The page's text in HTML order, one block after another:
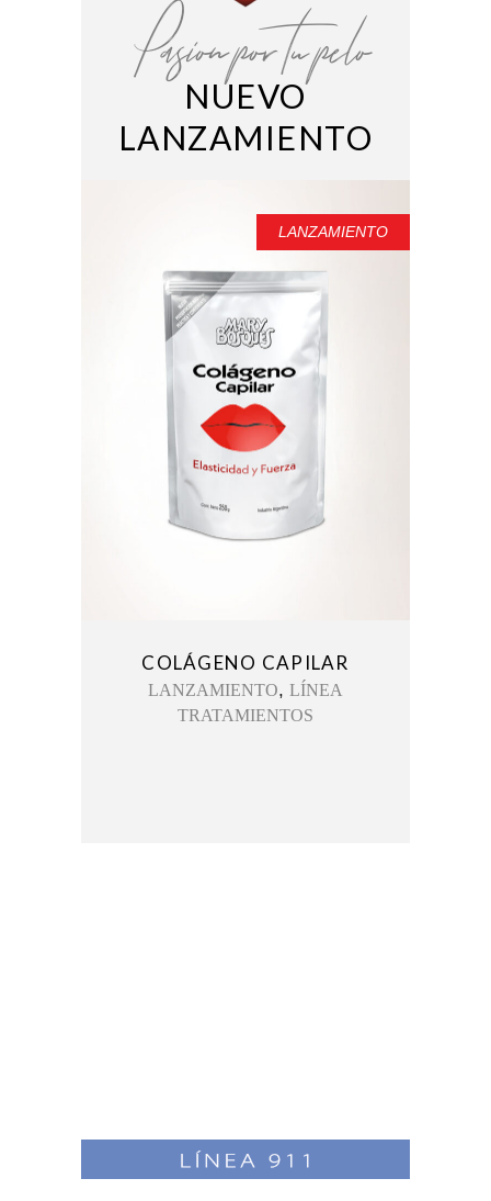
Pasion por tu pelo
NUEVO
LANZAMIENTO
LANZAMIENTO
COLÁGENO CAPILAR
LANZAMIENTO, LÍNEA
TRATAMIENTOS